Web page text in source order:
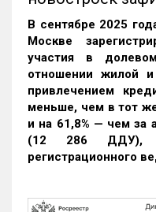
В сентябре 2025
Москве
участия в
отношении жилой
привлечением
меньше, чем в тот
и на 61,8% — чем за
(12 286 ДДУ),
регистрационного